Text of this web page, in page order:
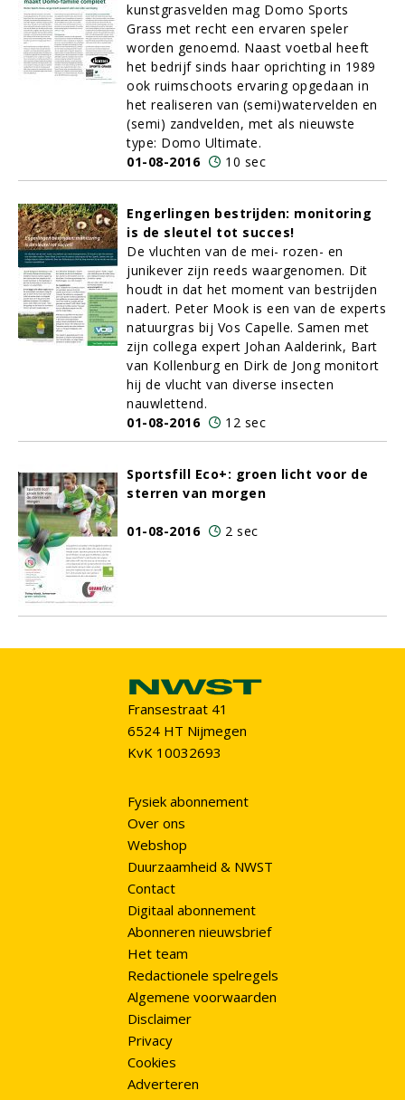
kunstgrasvelden mag Domo Sports
Grass met recht een ervaren speler
worden genoemd. Naast voetbal heeft
het bedrijf sinds haar oprichting in 1989
ook ruimschoots ervaring opgedaan in
het realiseren van (semi)watervelden en
(semi) zandvelden, met als nieuwste
type: Domo Ultimate.
01-08-2016
10 sec
Engerlingen bestrijden: monitoring
is de sleutel tot succes!
De vluchten van de mei- rozen- en
junikever zijn reeds waargenomen. Dit
houdt in dat het moment van bestrijden
nadert. Peter Mook is een van de experts
natuurgras bij Vos Capelle. Samen met
zijn collega expert Johan Aalderink, Bart
van Kollenburg en Dirk de Jong monitort
hij de vlucht van diverse insecten
nauwlettend.
01-08-2016
12 sec
Sportsfill Eco+: groen licht voor de
sterren van morgen
01-08-2016 2 sec
Fransestraat 41
6524 HT Nijmegen
KvK 10032693
Fysiek abonnement
Over ons
Webshop
Duurzaamheid & NWST
Contact
Digitaal abonnement
Abonneren nieuwsbrief
Het team
Redactionele spelregels
Algemene voorwaarden
Disclaimer
Privacy
Cookies
Adverteren